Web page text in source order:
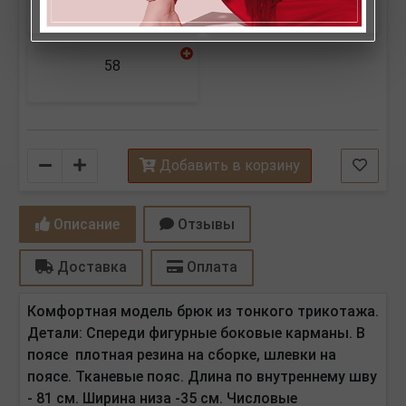
58
Количество Добавить в корзину
Описание Отзывы
Доставка Оплата
Комфортная модель брюк из тонкого трикотажа.
Детали: Спереди фигурные боковые карманы. В
поясе плотная резина на сборке, шлевки на
поясе. Тканевые пояс. Длина по внутреннему шву
- 81 см. Ширина низа -35 см. Числовые